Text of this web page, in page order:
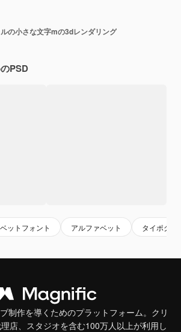
の小さな文字mの3dレンダリング
PSD
ットフォント アルファベット タイポグラ
制作を導くためのプラットフォーム。クリ
店、スタジオを含む100万人以上が利用し